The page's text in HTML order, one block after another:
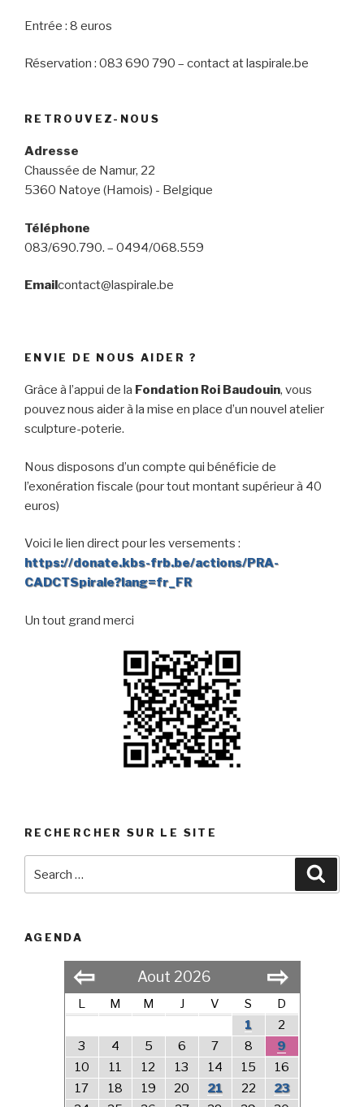
Entrée : 8 euros
Réservation : 083 690 790 – contact at laspirale.be
RETROUVEZ-NOUS
Adresse
Chaussée de Namur, 22
5360 Natoye (Hamois) - Belgique
Téléphone
083/690.790. – 0494/068.559
Email contact@laspirale.be
ENVIE DE NOUS AIDER ?
Grâce à l’appui de la Fondation Roi Baudouin, vous
pouvez nous aider à la mise en place d’un nouvel atelier
sculpture-poterie.
Nous disposons d’un compte qui bénéficie de
l’exonération fiscale (pour tout montant supérieur à 40
euros)
Voici le lien direct pour les versements :
https://donate.kbs-frb.be/actions/PRA-
CADCTSpirale?lang=fr_FR
Un tout grand merci
RECHERCHER SUR LE SITE
AGENDA
⇦ Aout 2026 ⇨
L M M J V S
D
1
2
3
4 5 6 7 8
9
10
11 12 13 14 15
16
17
18 19 20 21 22
23